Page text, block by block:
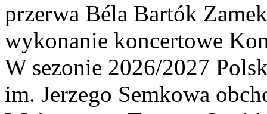
przerwa Béla Bartók
wykonanie koncertowe
W sezonie 2026/2027
im. Jerzego Semkowa